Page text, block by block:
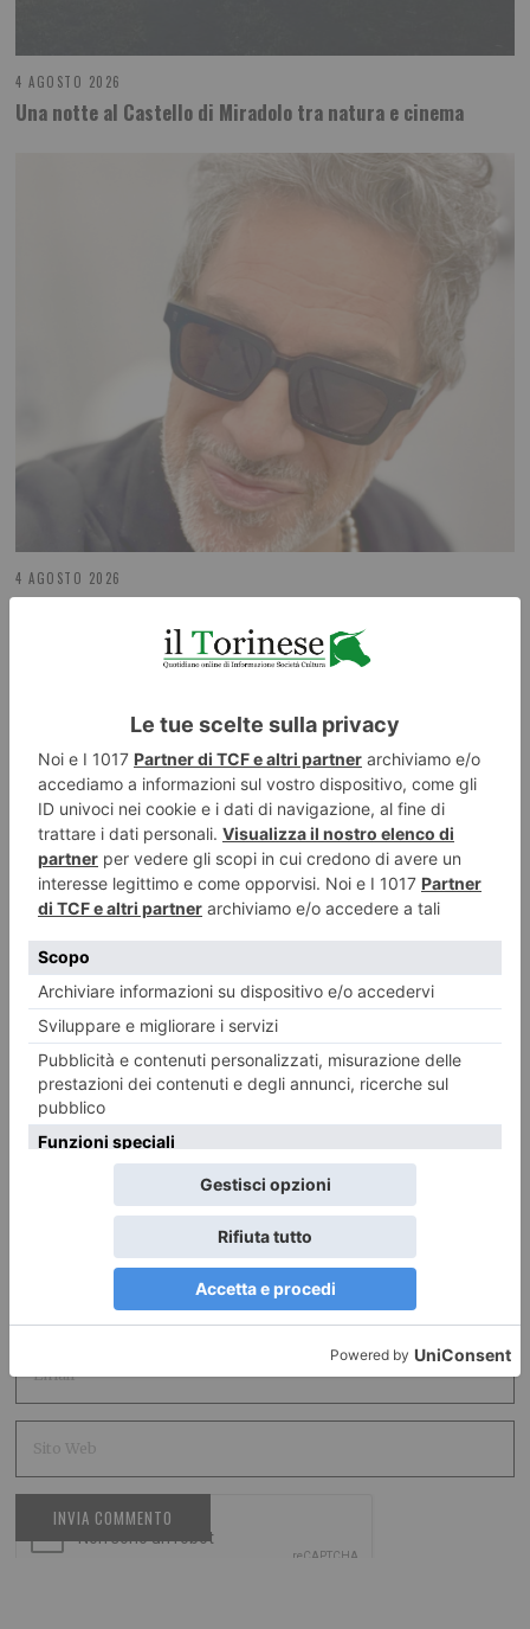
4 AGOSTO 2026
Una notte al Castello di Miradolo tra natura e cinema
4 AGOSTO 2026
ILTORINESE POST RECENTI
LASCIA UN COMMENTO